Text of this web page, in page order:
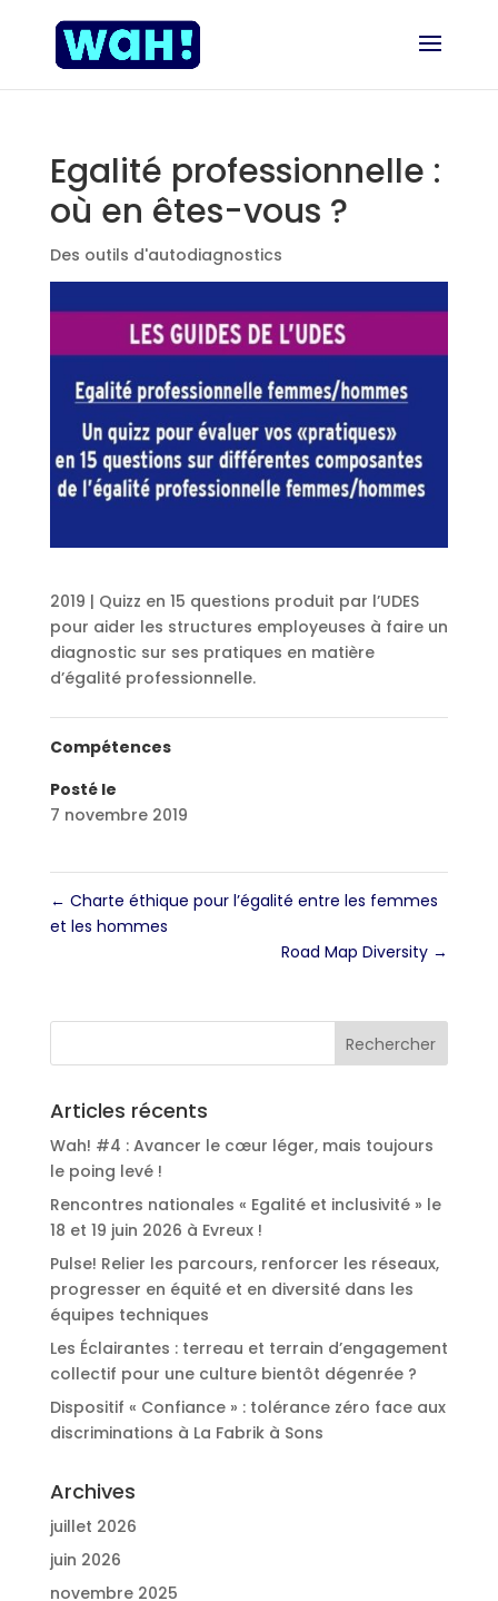
Egalité professionnelle :
où en êtes-vous ?
Des outils d'autodiagnostics
2019 | Quizz en 15 questions produit par l’UDES
pour aider les structures employeuses à faire un
diagnostic sur ses pratiques en matière
d’égalité professionnelle.
Compétences
Posté le
7 novembre 2019
← Charte éthique pour l’égalité entre les femmes
et les hommes
Road Map Diversity →
Articles récents
Wah! #4 : Avancer le cœur léger, mais toujours
le poing levé !
Rencontres nationales « Egalité et inclusivité » le
18 et 19 juin 2026 à Evreux !
Pulse! Relier les parcours, renforcer les réseaux,
progresser en équité et en diversité dans les
équipes techniques
Les Éclairantes : terreau et terrain d’engagement
collectif pour une culture bientôt dégenrée ?
Dispositif « Confiance » : tolérance zéro face aux
discriminations à La Fabrik à Sons
Archives
juillet 2026
juin 2026
novembre 2025